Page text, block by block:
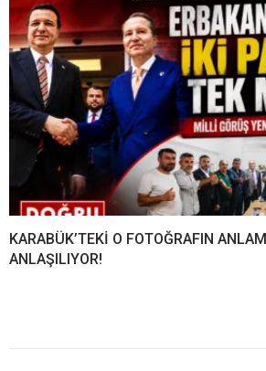
KARABÜK’TEKİ O FOTOĞRAFIN
ANLAŞILIYOR!